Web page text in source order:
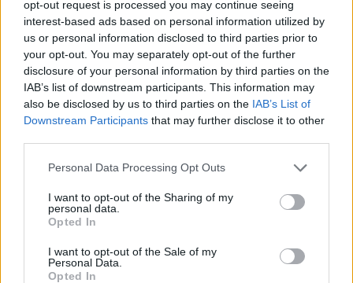
opt-out request is processed you may continue seeing
interest-based ads based on personal information utilized by
us or personal information disclosed to third parties prior to
your opt-out. You may separately opt-out of the further
disclosure of your personal information by third parties on the
IAB’s list of downstream participants. This information may
also be disclosed by us to third parties on the IAB’s List of
Downstream Participants that may further disclose it to other
Personal Data Processing Opt Outs
I want to opt-out of the Sharing of my
personal data.
Opted In
I want to opt-out of the Sale of my
Personal Data.
Opted In